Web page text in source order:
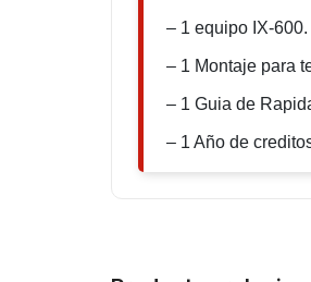
– 1 equipo IX-600.
– 1 Montaje para
– 1 Guia de
– 1 Año de